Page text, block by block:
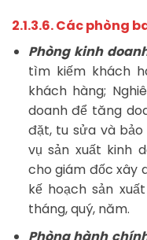
2.1.3.6. Các phòng
Phòng kinh
tìm kiếm khách
khách hàng;
doanh để tăng
đặt, tu sửa và
vụ sản xuất kinh
cho giám đốc xây
kế hoạch sản
tháng, quý, năm.